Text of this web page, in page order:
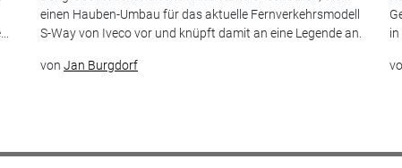
einen Hauben-Umbau für das aktuelle Fernverkehrsmodell
S-Way von Iveco vor und knüpft damit an eine Legende an.
von Jan Burgdorf
in